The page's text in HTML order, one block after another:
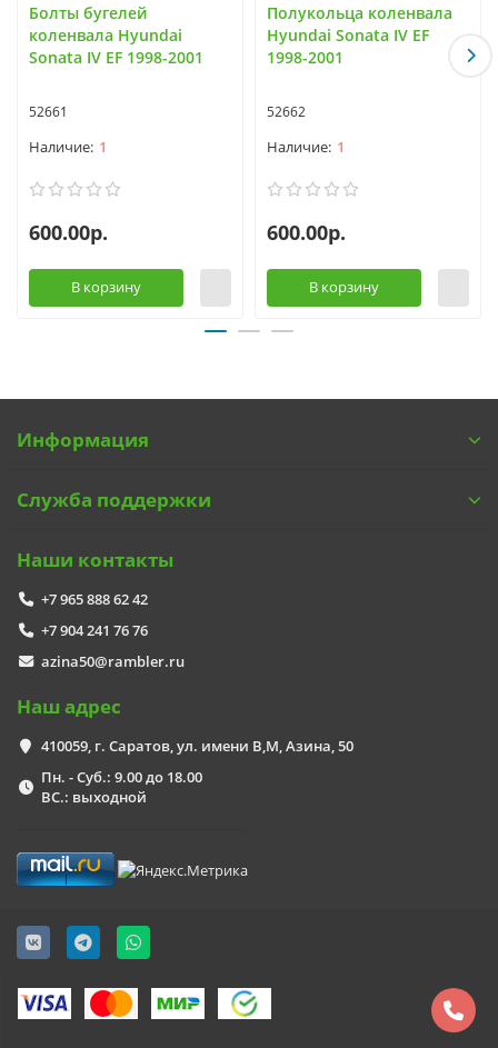
Болты бугелей
коленвала Hyundai
Sonata IV EF 1998-2001
52661
1
600.00р.
В корзину
Полукольца коленвала
Hyundai Sonata IV EF
1998-2001
52662
1
600.00р.
В корзину
Информация
Служба поддержки
Наши контакты
+7 965 888 62 42
+7 904 241 76 76
azina50@rambler.ru
Наш адрес
410059, г. Саратов, ул. имени В,М, Азина, 50
Пн. - Суб.: 9.00 до 18.00
ВС.: выходной